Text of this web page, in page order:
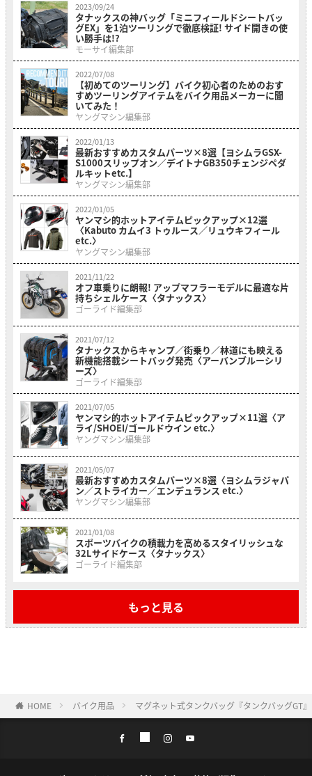
2023/09/24
タナックスの神バッグ「ミニフィールドシートバッ
グEX」を1泊ツーリングで徹底検証! サイド開きの使
い勝手は!?
モーサイ編集部
2022/07/08
【初めてのツーリング】バイク初心者のためのおす
すめツーリングアイテムをバイク用品メーカーに聞
いてみた！
ヤングマシン編集部
2022/01/13
最新おすすめカスタムパーツ×8選【ヨシムラGSX-
S1000スリップオン／デイトナGB350チェンジペダ
ルキットetc.】
ヤングマシン編集部
2022/01/05
ヤンマシ的ホットアイテムピックアップ×12選
〈Kabuto カムイ3 トゥルース／リュウキフィール
etc.〉
ヤングマシン編集部
2021/11/22
オフ車乗りに朗報! アップマフラーモデルに最適な片
持ちシェルケース〈タナックス〉
ゴーライド編集部
2021/07/12
タナックスからキャンプ／街乗り／林道にも映える
新機能搭載シートバッグ発売〈アーバンブルーシリ
ーズ〉
ゴーライド編集部
2021/07/05
ヤンマシ的ホットアイテムピックアップ×11選〈ア
ライ/SHOEI/ゴールドウイン etc.〉
ヤングマシン編集部
2021/05/07
最新おすすめカスタムパーツ×8選〈ヨシムラジャパ
ン／ストライカー／エンデュランス etc.〉
ヤングマシン編集部
2021/01/08
スポーツバイクの積載力を高めるスタイリッシュな
32Lサイドケース〈タナックス〉
ゴーライド編集部
もっと見る
HOME バイク用品 マグネット式タンクバッグ『タンクバッグGT